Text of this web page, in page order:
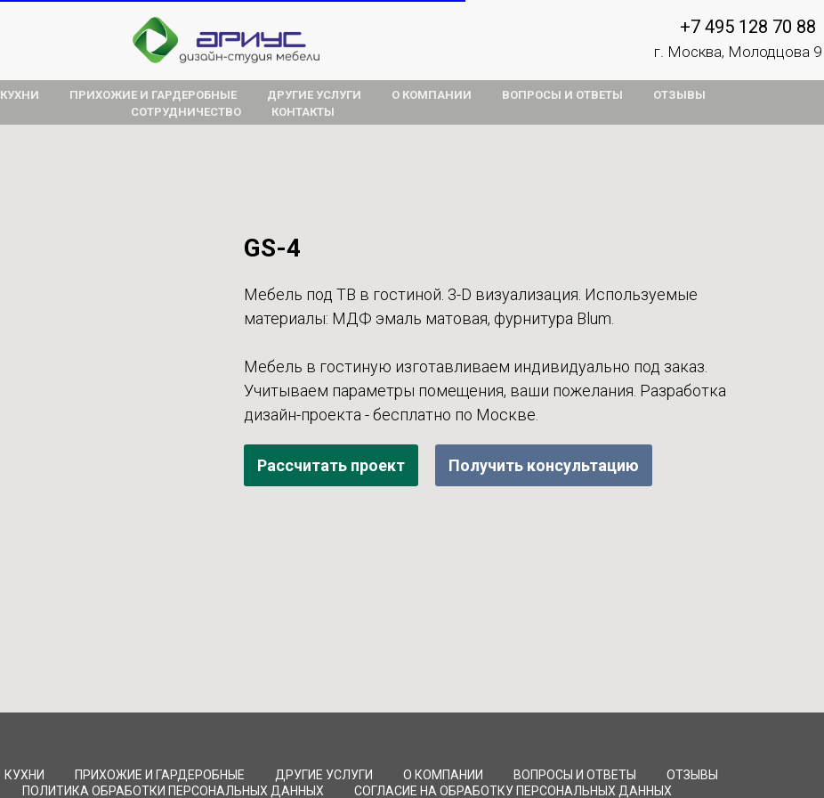
+7 495 128 70 88
г. Москва, Молодцова 9
КУХНИ ПРИХОЖИЕ И ГАРДЕРОБНЫЕ ДРУГИЕ УСЛУГИ О КОМПАНИИ ВОПРОСЫ И ОТВЕТЫ
ОТЗЫВЫ
СОТРУДНИЧЕСТВО
КОНТАКТЫ
GS-4
Мебель под ТВ в гостиной. 3-D визуализация. Используемые
материалы: МДФ эмаль матовая, фурнитура Blum.
Мебель в гостиную изготавливаем индивидуально под заказ.
Учитываем параметры помещения, ваши пожелания. Разработка
дизайн-проекта - бесплатно по Москве.
Рассчитать проект Получить консультацию
КУХНИ ПРИХОЖИЕ И ГАРДЕРОБНЫЕ ДРУГИЕ УСЛУГИ О КОМПАНИИ ВОПРОСЫ И ОТВЕТЫ
ОТЗЫВЫ
ПОЛИТИКА ОБРАБОТКИ ПЕРСОНАЛЬНЫХ ДАННЫХ СОГЛАСИЕ НА ОБРАБОТКУ ПЕРСОНАЛЬНЫХ ДАННЫХ